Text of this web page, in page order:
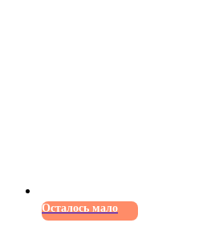
Осталось мало